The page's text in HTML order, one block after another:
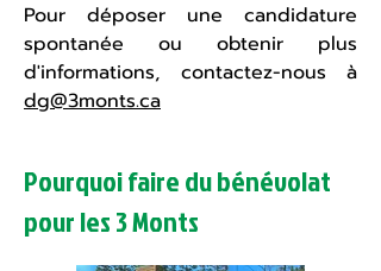
Pour déposer une candidature
spontanée ou obtenir plus
d'informations, contactez-nous à
dg@3monts.ca
Pourquoi faire du bénévolat
pour les 3 Monts